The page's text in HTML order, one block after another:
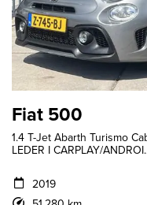
Fiat 500
1.4 T-Jet Abarth Turismo
LEDER I CARPLAY/
2019